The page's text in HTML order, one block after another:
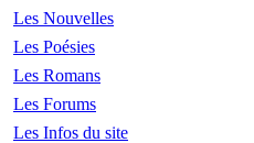
Les Nouvelles
Les Poésies
Les Romans
Les Forums
Les Infos du site